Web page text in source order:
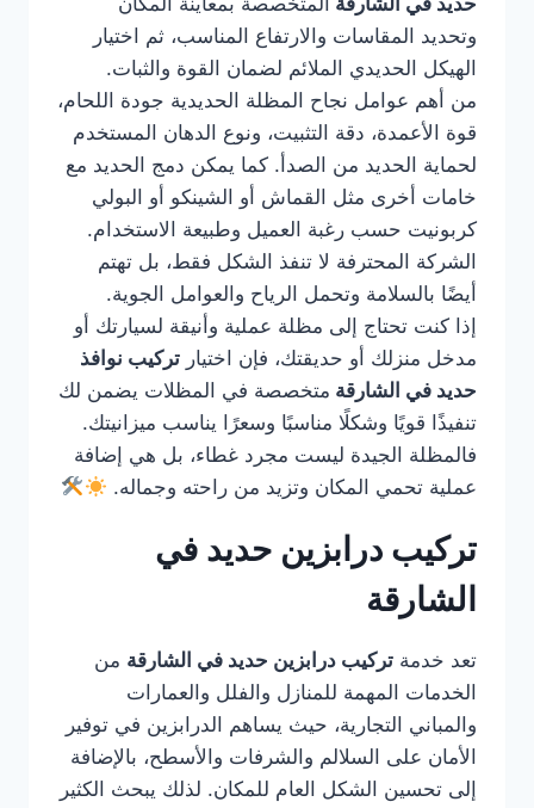
وتحديد المقاسات والارتفاع المناسب، ثم اختيار
الهيكل الحديدي الملائم لضمان القوة والثبات.
من أهم عوامل نجاح المظلة الحديدية جودة اللحام،
قوة الأعمدة، دقة التثبيت، ونوع الدهان المستخدم
لحماية الحديد من الصدأ. كما يمكن دمج الحديد مع
خامات أخرى مثل القماش أو الشينكو أو البولي
كربونيت حسب رغبة العميل وطبيعة الاستخدام.
الشركة المحترفة لا تنفذ الشكل فقط، بل تهتم
أيضًا بالسلامة وتحمل الرياح والعوامل الجوية.
إذا كنت تحتاج إلى مظلة عملية وأنيقة لسيارتك أو
مدخل منزلك أو حديقتك، فإن اختيار تركيب نوافذ
حديد في الشارقة متخصصة في المظلات يضمن لك
تنفيذًا قويًا وشكلًا مناسبًا وسعرًا يناسب ميزانيتك.
فالمظلة الجيدة ليست مجرد غطاء، بل هي إضافة
عملية تحمي المكان وتزيد من راحته وجماله.
تركيب درابزين حديد في
الشارقة
تعد خدمة تركيب درابزين حديد في الشارقة من
الخدمات المهمة للمنازل والفلل والعمارات
والمباني التجارية، حيث يساهم الدرابزين في توفير
الأمان على السلالم والشرفات والأسطح، بالإضافة
إلى تحسين الشكل العام للمكان. لذلك يبحث الكثير